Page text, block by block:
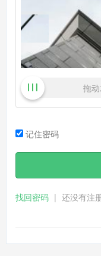
拖
记住密码
找回密码 | 还没有注